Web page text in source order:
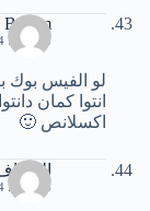
Basem
3 مارس، 2014 | 10:00 م
لو الفيس بوك
انتوا كمان
اكسلانص 🙂
4 مارس، 2014 | 2:29 م